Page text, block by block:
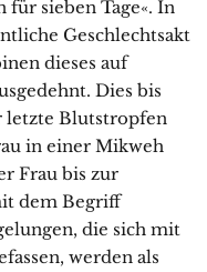
sieben Tage«. In
Geschlechtsakt
dieses auf
Dies bis
letzte Blutstropfen
in einer Mikweh
Frau bis zur
dem Begriff
die sich mit
werden als